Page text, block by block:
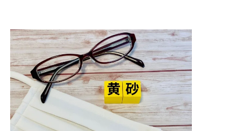
飛来する黄砂が与える環境影響
黄砂が身体に与える影響
黄砂の対策方法はありますか？